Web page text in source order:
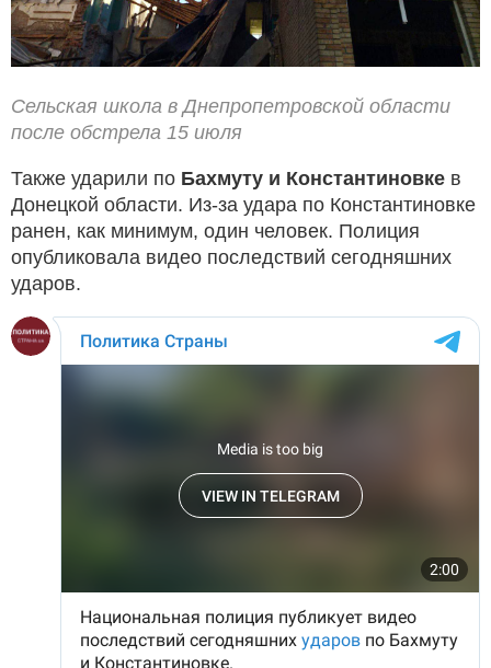
Сельская школа в Днепропетровской области
после обстрела 15 июля
Также ударили по Бахмуту и Константиновке в
Донецкой области. Из-за удара по Константиновке
ранен, как минимум, один человек. Полиция
опубликовала видео последствий сегодняшних
ударов.